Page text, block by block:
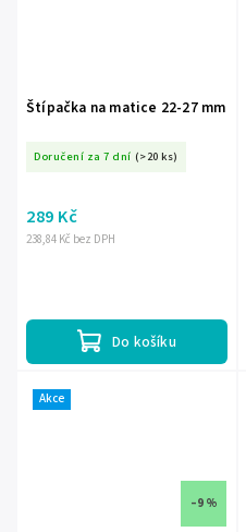
Štípačka na matice 22-27 mm
Doručení za 7 dní (>20 ks)
238,84 Kč bez DPH
289 Kč
Do košíku
Akce
–9 %